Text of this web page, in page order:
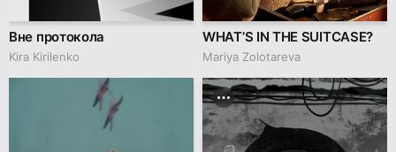
Вне протокола
Kira Kirilenko
WHAT’S IN THE SUITCASE?
Mariya Zolotareva